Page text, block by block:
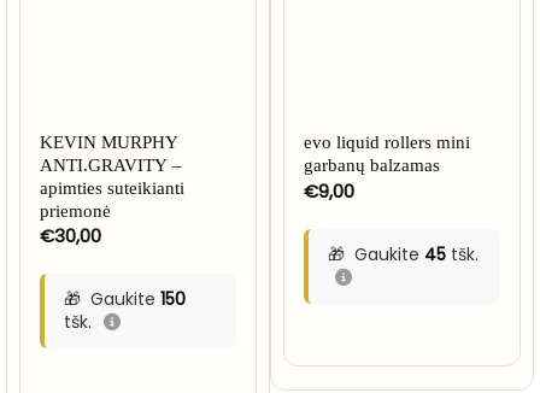
KEVIN MURPHY
ANTI.GRAVITY –
apimties suteikianti
priemonė
€30,00
Gaukite 150
tšk.
evo liquid rollers mini
garbanų balzamas
€9,00
Gaukite 45tšk.